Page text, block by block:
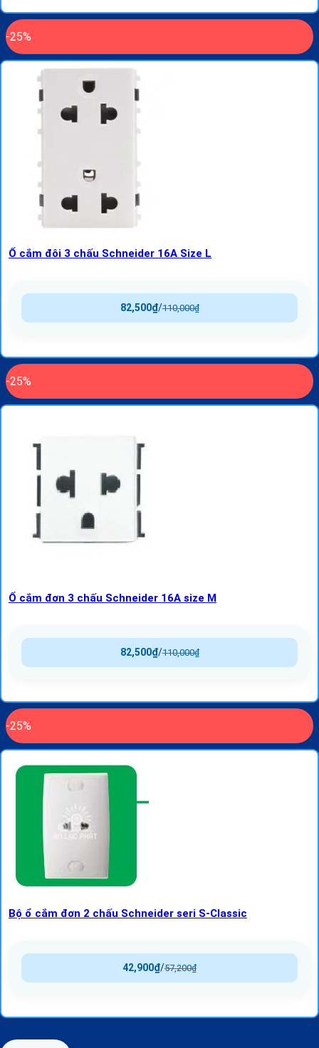
-25%
Ổ cắm đôi 3 chấu Schneider 16A Size L
110,000₫
/
82,500₫
-25%
Ổ cắm đơn 3 chấu Schneider 16A size M
110,000₫
/
82,500₫
-25%
Bộ ổ cắm đơn 2 chấu Schneider seri S-Classic
57,200₫
/
42,900₫